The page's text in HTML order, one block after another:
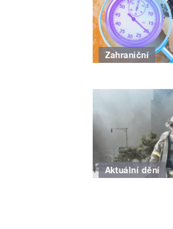
Zahraniční
Aktuální dění